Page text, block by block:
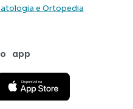
e Ortopedia
app
Google Play Store
o aplicativo na App Store